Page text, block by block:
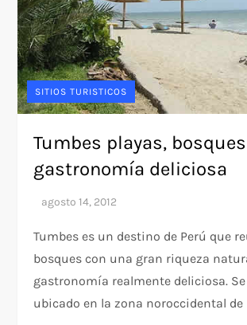
SITIOS TURISTICOS
Tumbes playas,
gastronomía deliciosa
Tumbes es un destino de Perú que
bosques con una gran riqueza
gastronomía realmente deliciosa.
ubicado en la zona noroccidental de